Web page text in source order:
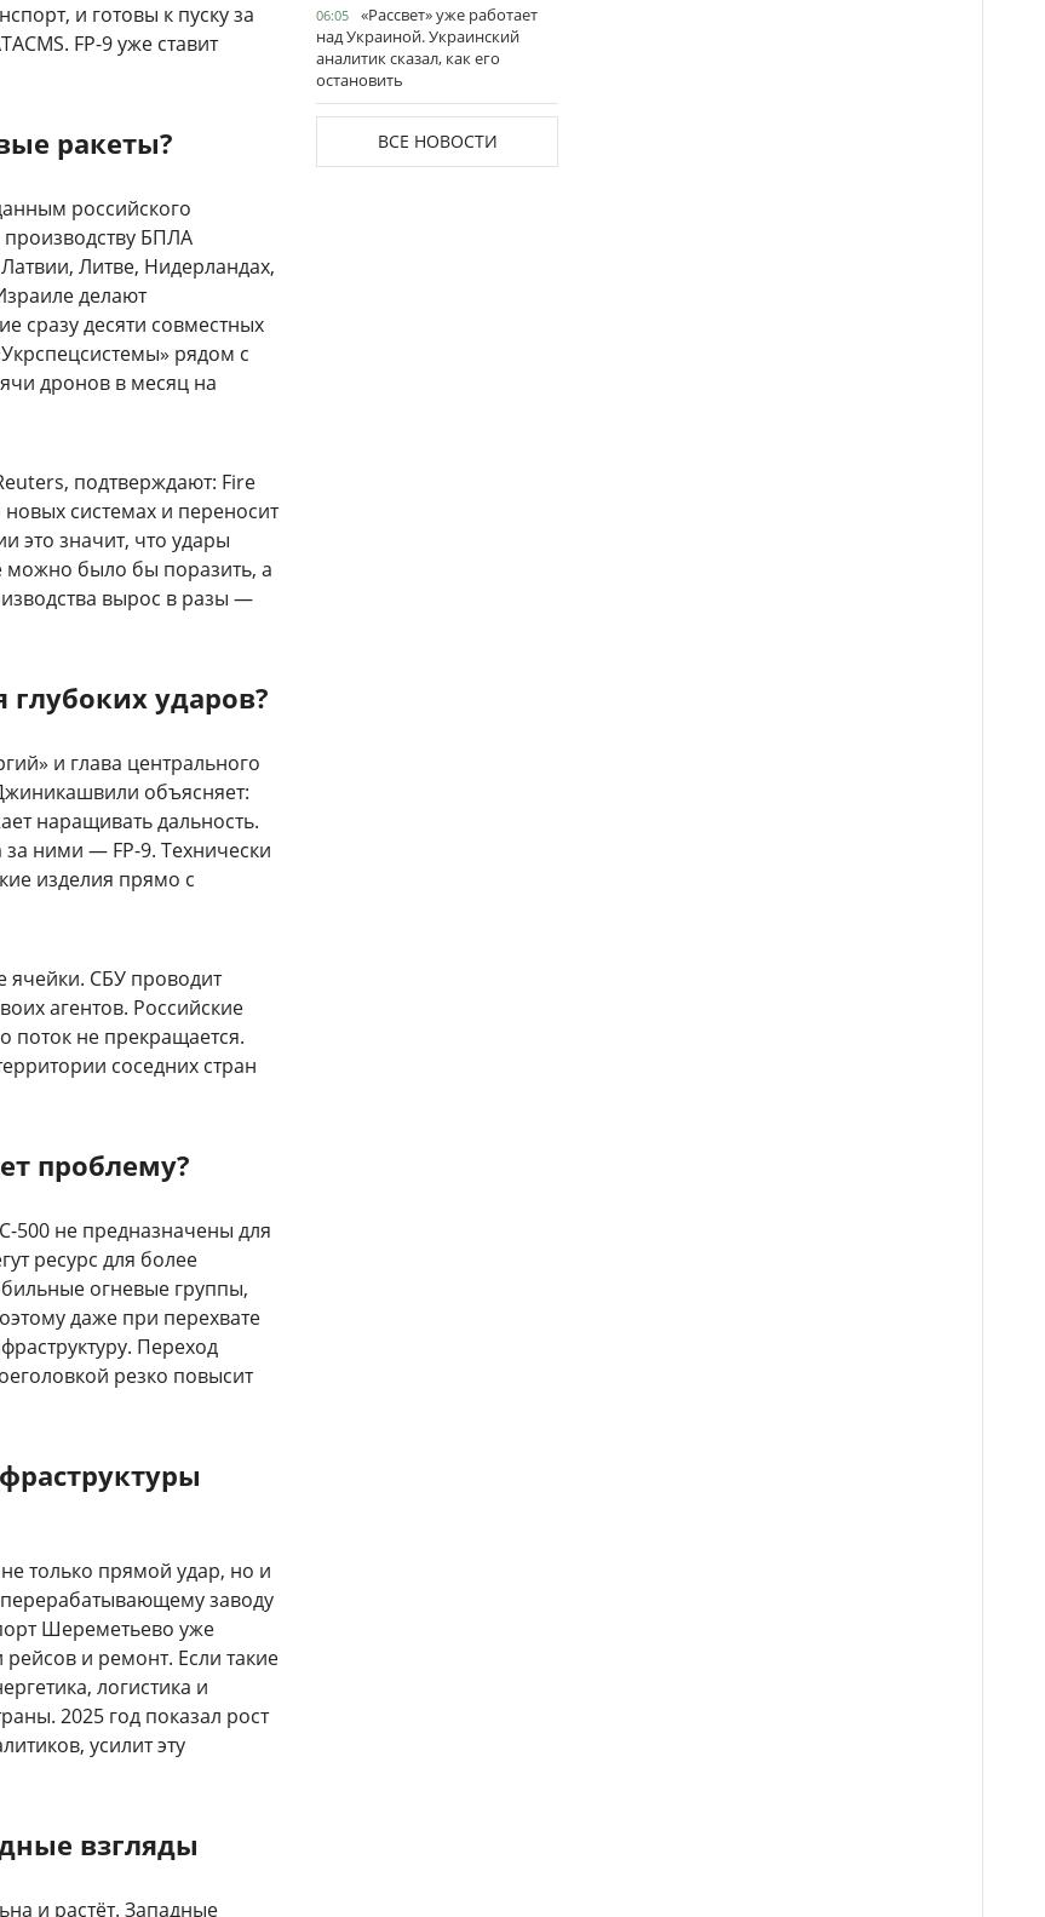
и готовы к пуску за
FP-9 уже ставит
ракеты?
российского
БПЛА
Литве, Нидерландах,
делают
сразу десяти совместных
рядом с
дронов в месяц на
подтверждают: Fire
системах и переносит
это значит, что удары
можно было бы поразить, а
вырос в разы —
глубоких ударов?
и глава центрального
объясняет:
наращивать дальность.
за ними — FP-9. Технически
изделия прямо с
ячейки. СБУ проводит
агентов. Российские
поток не прекращается.
соседних стран
проблему?
500 не предназначены для
ресурс для более
огневые группы,
даже при перехвате
Переход
резко повысит
только прямой удар, но и
заводу
Шереметьево уже
и ремонт. Если такие
логистика и
2025 год показал рост
усилит эту
взгляды
и растёт. Западные
06:05
«Рассвет» уже работает
над Украиной. Украинский
аналитик сказал, как его
остановить
ВСЕ НОВОСТИ